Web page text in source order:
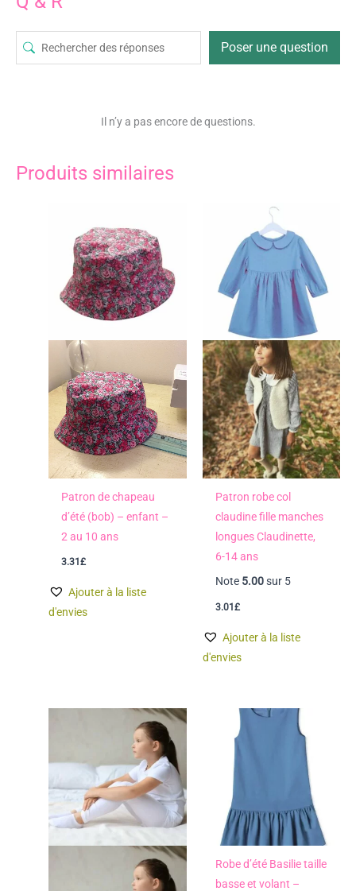
Poser une question
Il n’y a pas encore de questions.
Produits similaires
Patron de chapeau
d’été (bob) – enfant –
2 au 10 ans
3.31£
Ajouter à la liste
d'envies
Patron robe col
claudine fille manches
longues Claudinette,
6-14 ans
Note 5.00sur 5
3.01 £
Ajouter à la liste
d'envies
Robe d’été Basilie taille
basse et volant –